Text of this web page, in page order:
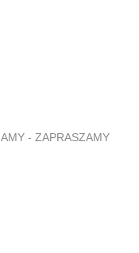
- ZAPRASZAMY